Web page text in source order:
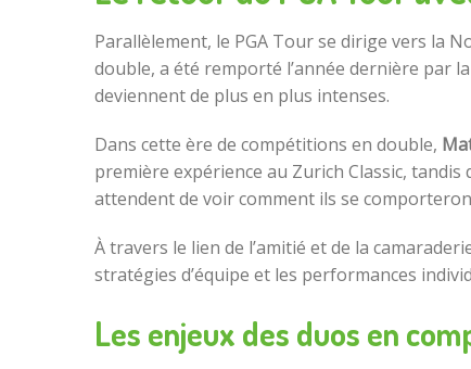
Parallèlement, le PGA Tour se dirige vers la
double, a été remporté l’année dernière par
deviennent de plus en plus intenses.
Dans cette ère de compétitions en double,
première expérience au Zurich Classic,
attendent de voir comment ils se
À travers le lien de l’amitié et de la
stratégies d’équipe et les performances
Les enjeux des duos en